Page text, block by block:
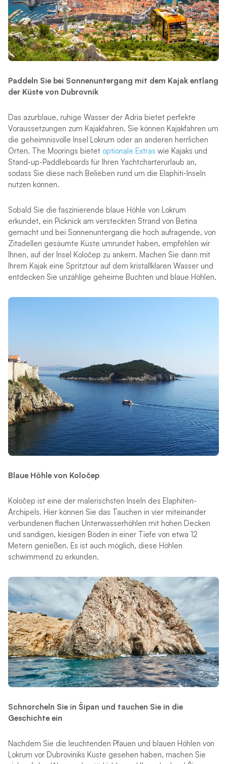
Paddeln Sie bei Sonnenuntergang mit dem Kajak entlang
der Küste von Dubrovnik
Das azurblaue, ruhige Wasser der Adria bietet perfekte
Voraussetzungen zum Kajakfahren. Sie können Kajakfahren um
die geheimnisvolle Insel Lokrum oder an anderen herrlichen
Orten. The Moorings bietet optionale Extras wie Kajaks und
Stand-up-Paddleboards für Ihren Yachtcharterurlaub an,
sodass Sie diese nach Belieben rund um die Elaphiti-Inseln
nutzen können.
Sobald Sie die faszinierende blaue Höhle von Lokrum
erkundet, ein Picknick am versteckten Strand von Betina
gemacht und bei Sonnenuntergang die hoch aufragende, von
Zitadellen gesäumte Küste umrundet haben, empfehlen wir
Ihnen, auf der Insel Koločep zu ankern. Machen Sie dann mit
Ihrem Kajak eine Spritztour auf dem kristallklaren Wasser und
entdecken Sie unzählige geheime Buchten und blaue Höhlen.
Blaue Höhle von Koločep
Koločep ist eine der malerischsten Inseln des Elaphiten-
Archipels. Hier können Sie das Tauchen in vier miteinander
verbundenen flachen Unterwasserhöhlen mit hohen Decken
und sandigen, kiesigen Böden in einer Tiefe von etwa 12
Metern genießen. Es ist auch möglich, diese Höhlen
schwimmend zu erkunden.
Schnorcheln Sie in Šipan und tauchen Sie in die
Geschichte ein
Nachdem Sie die leuchtenden Pfauen und blauen Höhlen von
Lokrum vor Dubroviniks Küste gesehen haben, machen Sie